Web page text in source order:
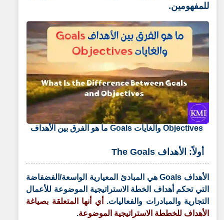
للمفهومين.
ما هو الفرق بين الأهداف Goals والغايات Objectives
أولاً: الأهداف The Goals
الأهداف Goals هي المبادئ المعيارية الواسعة/الفضفاضة
التي تحكم أهداف الخطة الاستراتيجية الموضوعة للأعمال
التجارية والمبادرات والفعاليات.
أي أنها المتعلقة بصياغة
الأهداف للخططة الاستراتيجية الموضوعة.